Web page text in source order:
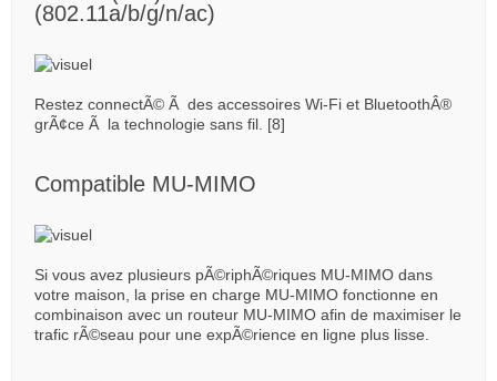
(802.11a/b/g/n/ac)
Restez connectÃ© Ã des accessoires Wi-Fi et BluetoothÂ®
grÃ¢ce Ã la technologie sans fil. [8]
Compatible MU-MIMO
Si vous avez plusieurs pÃ©riphÃ©riques MU-MIMO dans
votre maison, la prise en charge MU-MIMO fonctionne en
combinaison avec un routeur MU-MIMO afin de maximiser le
trafic rÃ©seau pour une expÃ©rience en ligne plus lisse.